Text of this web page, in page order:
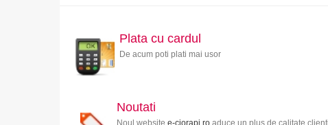
Plata cu cardul
De acum poti plati mai usor
Noutati
Noul website e-ciorapi.roaduce un plus de calitate